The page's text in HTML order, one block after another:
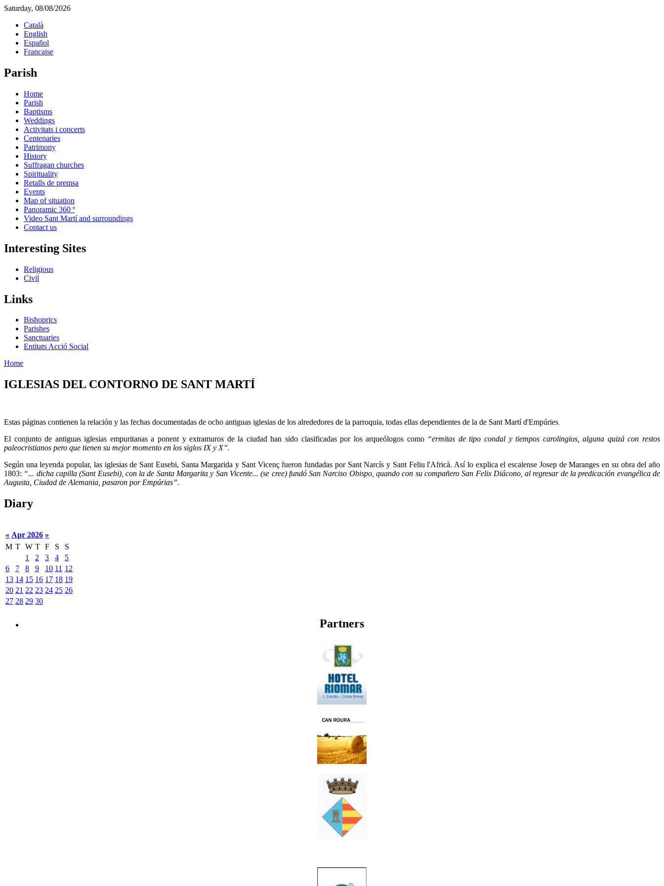
Saturday, 08/08/2026
Català
English
Español
Francaise
Parish
Home
Parish
Baptisms
Weddings
Activitats i concerts
Centenaries
Patrimony
History
Suffragan churches
Spirituality
Retalls de premsa
Events
Map of situation
Panoramic 360 º
Video Sant Martí and surroundings
Contact us
Interesting Sites
Religious
Civil
Links
Bishoprics
Parishes
Sanctuaries
Entitats Acció Social
Home
IGLESIAS DEL CONTORNO DE SANT MARTÍ
Estas páginas contienen la relación y las fechas documentadas de ocho antiguas iglesias de los alrededores de la parroquia, todas ellas dependientes de la de Sant Martí d'Empúries.
El conjunto de antiguas iglesias empuritanas a ponent y extramuros de la ciudad han sido clasificadas por los arqueólogos como “ermitas de tipo condal y tiempos carolingios, alguna quizá con restos
paleocristianos pero que tienen su mejor momento en los siglos IX y X”.
Según una leyenda popular, las iglesias de Sant Eusebi, Santa Margarida y Sant Vicenç fueron fundadas por Sant Narcís y Sant Feliu l'Africà. Así lo explica el escalense Josep de Maranges en su obra del año
1803: “... dicha capilla (Sant Eusebi), con la de Santa Margarita y San Vicente... (se cree) fundó San Narciso Obispo, quando con su compañero San Felix Diácono, al regresar de la predicación evangélica de
Augusta, Ciudad de Alemania, pasaron por Empúrias”.
Diary
« Apr 2026 »
M T W T F S
S
1
2 3 4
5
6
7 8 9 10 11 12
13 14 15 16 17 18 19
20 21 22 23 24 25 26
27 28 29 30
Partners